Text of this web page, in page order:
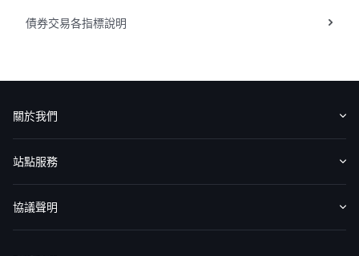
概述
AM 資產管理服務
ECM 股權資本市場服務
FICC 固定收益、外匯和大宗商品服務
WM 財富管理服務
關於我們
媒體報導
債券交易各指標說明
關於我們
認識華盛
媒體報導
意見反饋
站點服務
收費標準
交易工具
幫助中心
協議聲明